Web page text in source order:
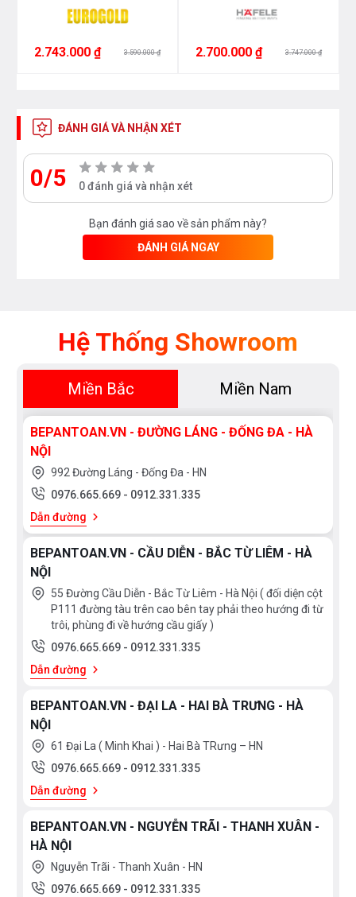
2.743.000 ₫ 3.590.000 ₫ 2.700.000 ₫ 3.747.000 ₫
ĐÁNH GIÁ VÀ NHẬN XÉT
0/5 0 đánh giá và nhận xét
Bạn đánh giá sao về sản phẩm này?
ĐÁNH GIÁ NGAY
Hệ Thống Showroom
Miền Bắc Miền Nam
BEPANTOAN.VN - ĐƯỜNG LÁNG - ĐỐNG ĐA - HÀ
NỘI
992 Đường Láng - Đống Đa - HN
0976.665.669 - 0912.331.335
Dẫn đường
BEPANTOAN.VN - CẦU DIỄN - BẮC TỪ LIÊM - HÀ
NỘI
55 Đường Cầu Diễn - Bắc Từ Liêm - Hà Nội ( đối diện cột
P111 đường tàu trên cao bên tay phải theo hướng đi từ
trôi, phùng đi về hướng cầu giấy )
0976.665.669 - 0912.331.335
Dẫn đường
BEPANTOAN.VN - ĐẠI LA - HAI BÀ TRƯNG - HÀ
NỘI
61 Đại La ( Minh Khai ) - Hai Bà TRưng – HN
0976.665.669 - 0912.331.335
Dẫn đường
BEPANTOAN.VN - NGUYỄN TRÃI - THANH XUÂN -
HÀ NỘI
Nguyễn Trãi - Thanh Xuân - HN
0976.665.669 - 0912.331.335